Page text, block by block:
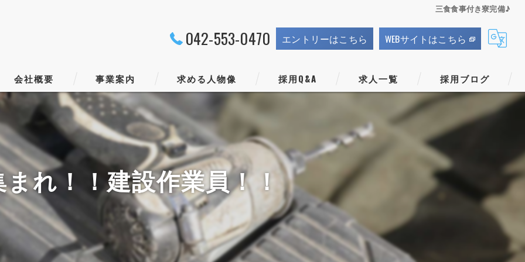
三食食事付き寮完備♪
042-553-0470 エントリーはこちら WEBサイトはこちら
会社概要
代表挨拶
ビジョン
事業案内 求める人物像 採用Q&A 求人一覧 採用ブログ
まれ！！建設作業員！！